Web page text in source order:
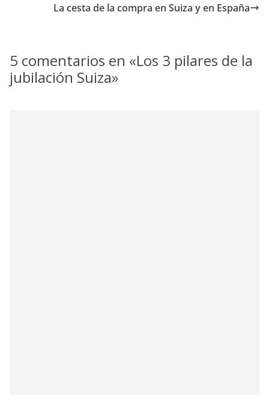
La cesta de la compra en Suiza y en España
5 comentarios en «Los 3 pilares de la
jubilación Suiza»